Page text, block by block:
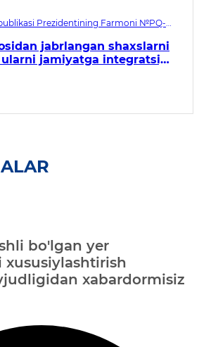
Prezidentining Farmoni №PQ-
jabrlangan shaxslarni
jamiyatga integratsiya
qaratilgan
bo'lgan yer
xabardormisiz